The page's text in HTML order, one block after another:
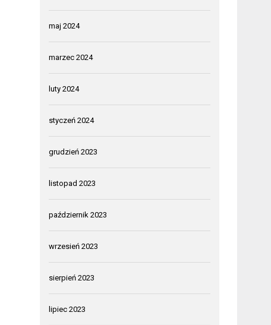
maj 2024
marzec 2024
luty 2024
styczeń 2024
grudzień 2023
listopad 2023
październik 2023
wrzesień 2023
sierpień 2023
lipiec 2023